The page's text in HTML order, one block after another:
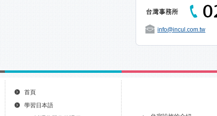
info@incul.com.tw
首頁
學習日本語